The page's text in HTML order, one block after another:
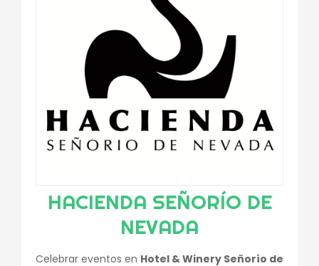
HACIENDA SEÑORÍO DE
NEVADA
Celebrar eventos en Hotel & Winery Señorío de